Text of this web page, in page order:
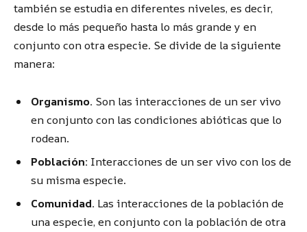
también se estudia en diferentes niveles, es decir,
desde lo más pequeño hasta lo más grande y en
conjunto con otra especie. Se divide de la siguiente
manera:
Organismo. Son las interacciones de un ser vivo
en conjunto con las condiciones abióticas que lo
rodean.
Población: Interacciones de un ser vivo con los de
su misma especie.
Comunidad. Las interacciones de la población de
una especie, en conjunto con la población de otra